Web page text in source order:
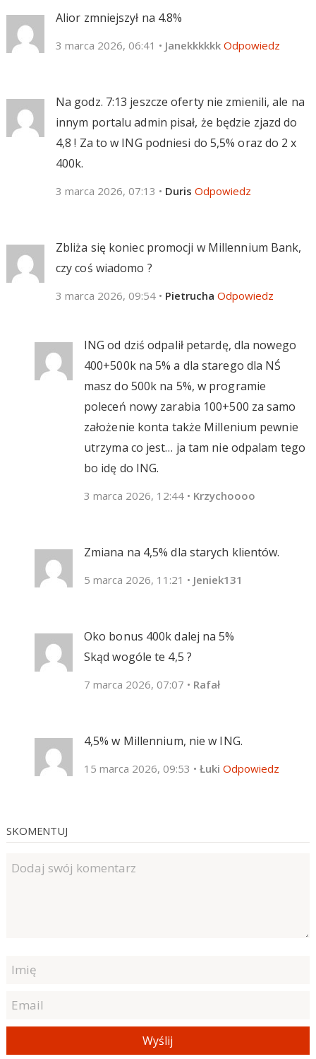
Alior zmniejszył na 4.8%
3 marca 2026, 06:41 • Janekkkkkk Odpowiedz
Na godz. 7:13 jeszcze oferty nie zmienili, ale na
innym portalu admin pisał, że będzie zjazd do
4,8 ! Za to w ING podniesi do 5,5% oraz do 2 x
400k.
3 marca 2026, 07:13 • Duris Odpowiedz
Zbliża się koniec promocji w Millennium Bank,
czy coś wiadomo ?
3 marca 2026, 09:54 • Pietrucha Odpowiedz
ING od dziś odpalił petardę, dla nowego
400+500k na 5% a dla starego dla NŚ
masz do 500k na 5%, w programie
poleceń nowy zarabia 100+500 za samo
założenie konta także Millenium pewnie
utrzyma co jest… ja tam nie odpalam tego
bo idę do ING.
3 marca 2026, 12:44 • Krzychoooo
Zmiana na 4,5% dla starych klientów.
5 marca 2026, 11:21 • Jeniek131
Oko bonus 400k dalej na 5%
Skąd wogóle te 4,5 ?
7 marca 2026, 07:07 • Rafał
4,5% w Millennium, nie w ING.
15 marca 2026, 09:53 • Łuki Odpowiedz
SKOMENTUJ
Wyślij